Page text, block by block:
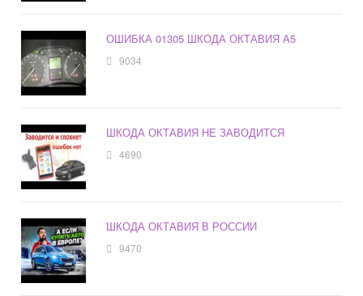
ОШИБКА 01305 ШКОДА ОКТАВИЯ А5
9034
ШКОДА ОКТАВИЯ НЕ ЗАВОДИТСЯ
4690
ШКОДА ОКТАВИЯ В РОССИИ
9470